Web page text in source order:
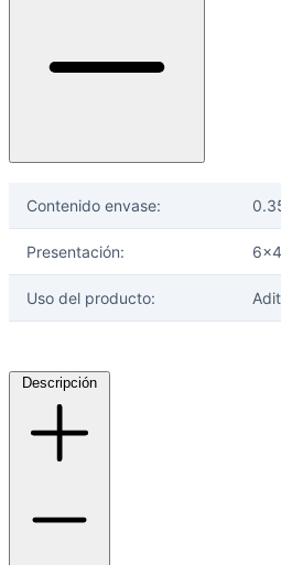
Contenido envase:
Presentación:
Uso del producto:
Descripción